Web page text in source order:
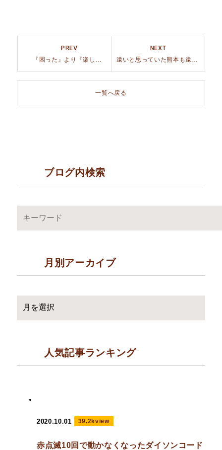
NEXT
PREV
一覧へ戻る
ブログ内検索
月別アーカイブ
人気記事ランキング
2020.10.01 39.2kview
赤点滅10回で動かなくなったダイソンコード